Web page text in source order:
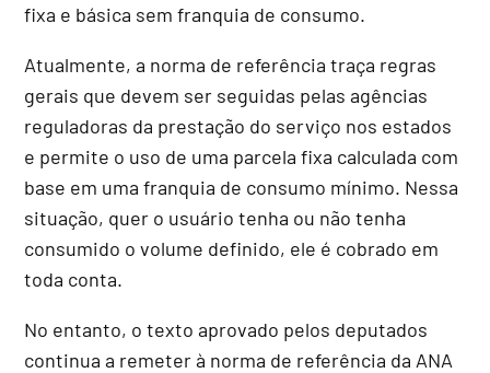
fixa e básica sem franquia de consumo.
Atualmente, a norma de referência traça regras
gerais que devem ser seguidas pelas agências
reguladoras da prestação do serviço nos estados
e permite o uso de uma parcela fixa calculada com
base em uma franquia de consumo mínimo. Nessa
situação, quer o usuário tenha ou não tenha
consumido o volume definido, ele é cobrado em
toda conta.
No entanto, o texto aprovado pelos deputados
continua a remeter à norma de referência da ANA